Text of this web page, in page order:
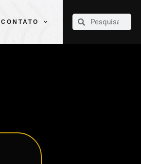
CONTATO